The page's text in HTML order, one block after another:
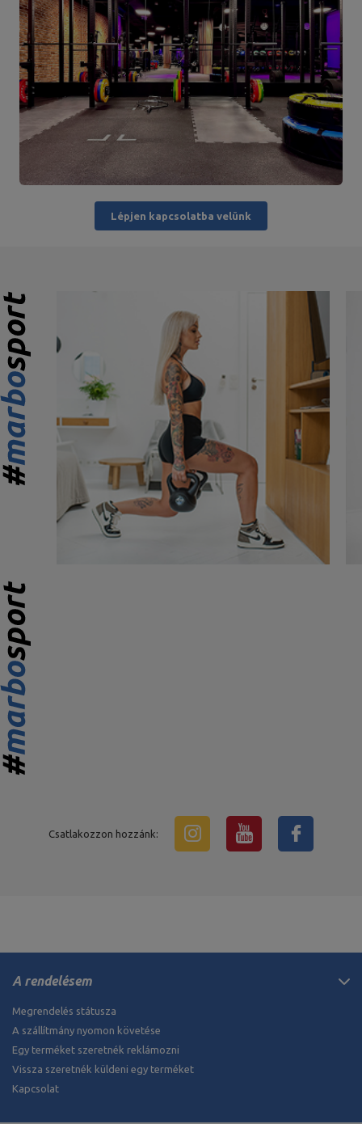
Lépjen kapcsolatba velünk
Csatlakozzon hozzánk:
A rendelésem
Megrendelés státusza
A szállítmány nyomon követése
Egy terméket szeretnék reklámozni
Vissza szeretnék küldeni egy terméket
Kapcsolat